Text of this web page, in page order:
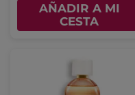
AÑADIR A MI
CESTA